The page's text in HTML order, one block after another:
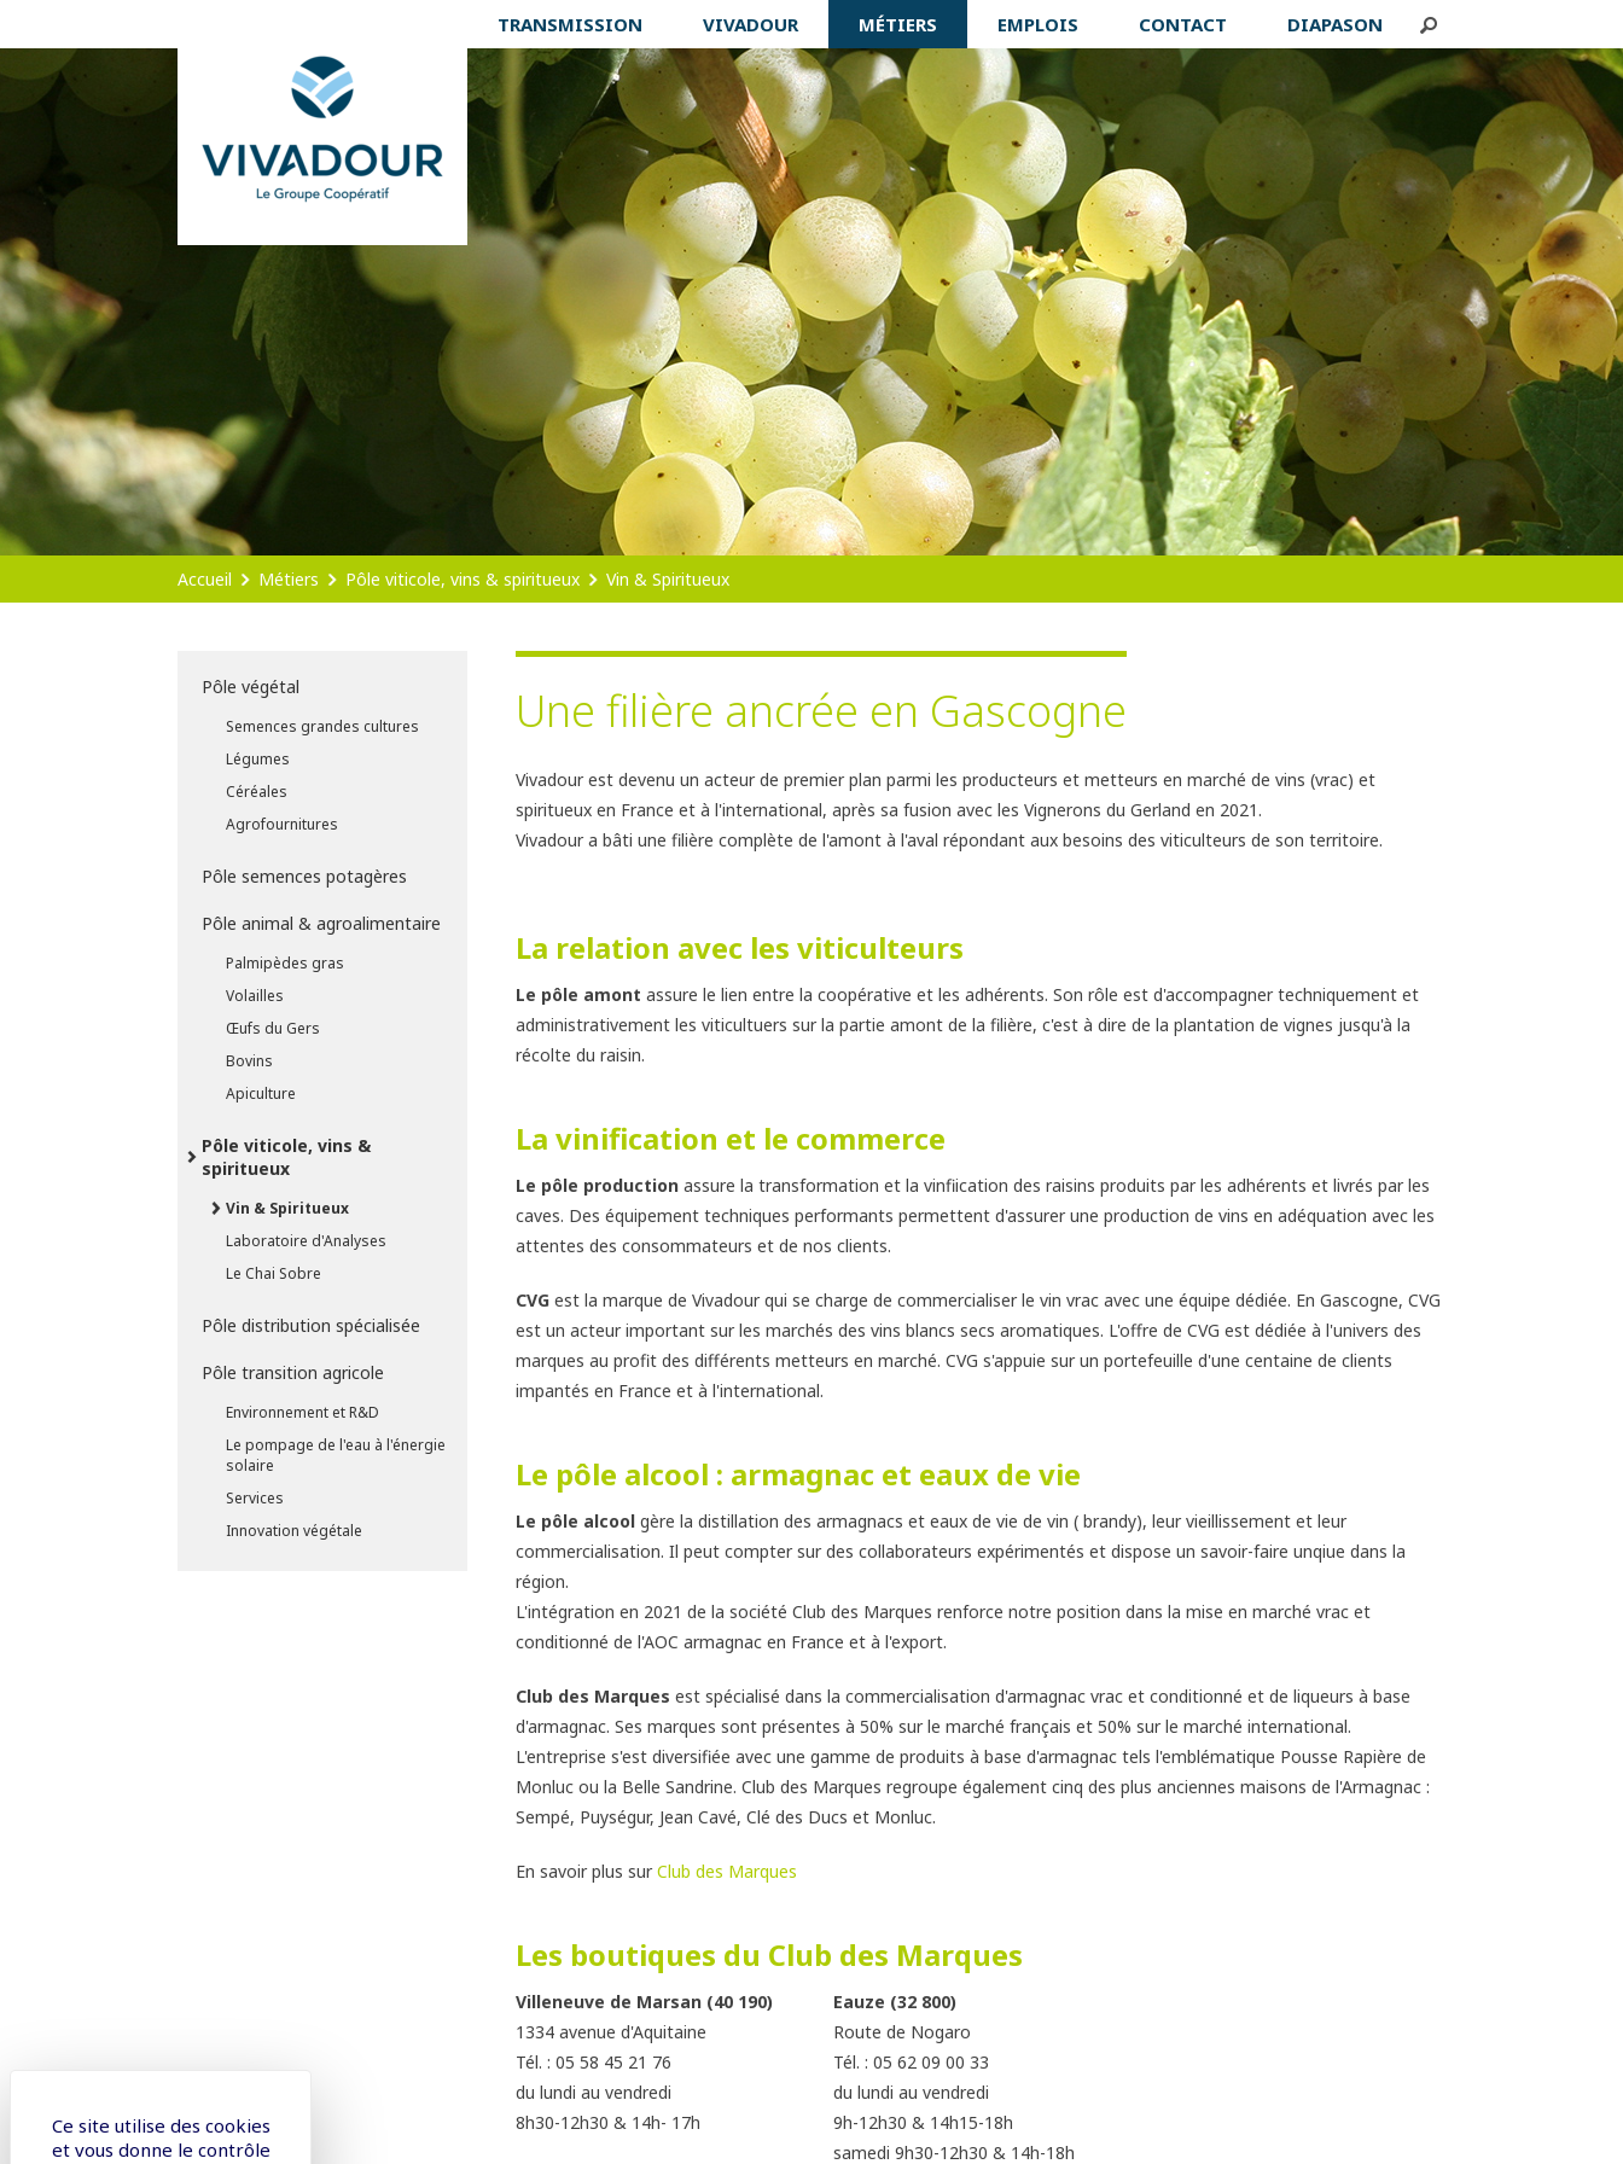
TRANSMISSION VIVADOUR MÉTIERS EMPLOIS CONTACT DIAPASON
Accueil Métiers Pôle viticole, vins & spiritueux Vin & Spiritueux
Pôle végétal
Semences grandes cultures
Légumes
Céréales
Agrofournitures
Pôle semences potagères
Pôle animal & agroalimentaire
Palmipèdes gras
Volailles
Œufs du Gers
Bovins
Apiculture
Pôle viticole, vins &
spiritueux
Vin & Spiritueux
Laboratoire d'Analyses
Le Chai Sobre
Pôle distribution spécialisée
Pôle transition agricole
Environnement et R&D
Le pompage de l'eau à l'énergie
solaire
Services
Innovation végétale
Une filière ancrée en Gascogne
Vivadour est devenu un acteur de premier plan parmi les producteurs et metteurs en marché de vins (vrac) et
spiritueux en France et à l'international, après sa fusion avec les Vignerons du Gerland en 2021.
Vivadour a bâti une filière complète de l'amont à l'aval répondant aux besoins des viticulteurs de son territoire.
La relation avec les viticulteurs
Le pôle amont assure le lien entre la coopérative et les adhérents. Son rôle est d'accompagner techniquement et
administrativement les viticultuers sur la partie amont de la filière, c'est à dire de la plantation de vignes jusqu'à la
récolte du raisin.
La vinification et le commerce
Le pôle production assure la transformation et la vinfiication des raisins produits par les adhérents et livrés par les
caves. Des équipement techniques performants permettent d'assurer une production de vins en adéquation avec les
attentes des consommateurs et de nos clients.
CVG est la marque de Vivadour qui se charge de commercialiser le vin vrac avec une équipe dédiée. En Gascogne, CVG
est un acteur important sur les marchés des vins blancs secs aromatiques. L'offre de CVG est dédiée à l'univers des
marques au profit des différents metteurs en marché. CVG s'appuie sur un portefeuille d'une centaine de clients
impantés en France et à l'international.
Le pôle alcool : armagnac et eaux de vie
Le pôle alcool gère la distillation des armagnacs et eaux de vie de vin ( brandy), leur vieillissement et leur
commercialisation. Il peut compter sur des collaborateurs expérimentés et dispose un savoir-faire unqiue dans la
région.
L'intégration en 2021 de la société Club des Marques renforce notre position dans la mise en marché vrac et
conditionné de l'AOC armagnac en France et à l'export.
Club des Marques est spécialisé dans la commercialisation d'armagnac vrac et conditionné et de liqueurs à base
d'armagnac. Ses marques sont présentes à 50% sur le marché français et 50% sur le marché international.
L'entreprise s'est diversifiée avec une gamme de produits à base d'armagnac tels l'emblématique Pousse Rapière de
Monluc ou la Belle Sandrine. Club des Marques regroupe également cinq des plus anciennes maisons de l'Armagnac :
Sempé, Puységur, Jean Cavé, Clé des Ducs et Monluc.
En savoir plus surClub des Marques
Les boutiques du Club des Marques
Villeneuve de Marsan (40 190)
1334 avenue d'Aquitaine
Tél. : 05 58 45 21 76
du lundi au vendredi
8h30-12h30 & 14h- 17h
Eauze (32 800)
Route de Nogaro
Tél. : 05 62 09 00 33
du lundi au vendredi
9h-12h30 & 14h15-18h
samedi 9h30-12h30 & 14h-18h
Ce site utilise des cookies
et vous donne le contrôle